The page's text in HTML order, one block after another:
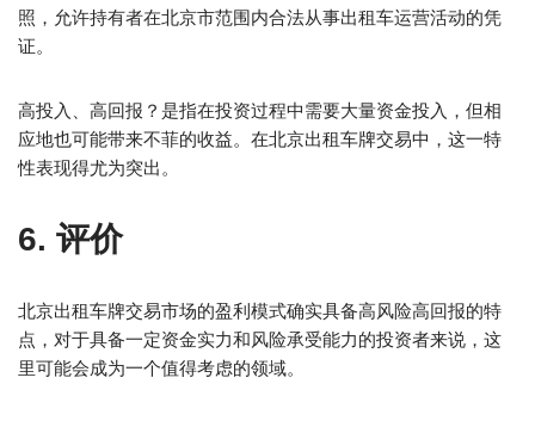
照，允许持有者在北京市范围内合法从事出租车运营活动的凭
证。
高投入、高回报？是指在投资过程中需要大量资金投入，但相
应地也可能带来不菲的收益。在北京出租车牌交易中，这一特
性表现得尤为突出。
6. 评价
北京出租车牌交易市场的盈利模式确实具备高风险高回报的特
点，对于具备一定资金实力和风险承受能力的投资者来说，这
里可能会成为一个值得考虑的领域。